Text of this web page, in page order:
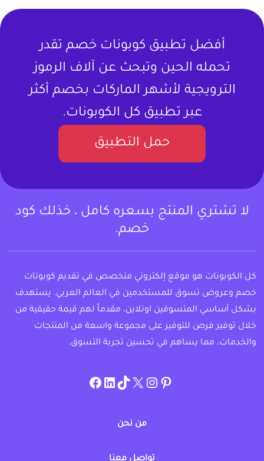
أفضل تطبيق كوبونات خصم تقدر
تحمله الحين وتبحث عن آلاف الرموز
الترويجية لأشهر الماركات بخصم أكثر
عبر تطبيق كل الكوبونات.
حمل التطبيق
لا تشتري المنتج بسعره كامل ، خذلك كود
خصم.
كل الكوبونات هو موقع إلكتروني متخصص في تقديم كوبونات
خصم وعروض تسوق للمستخدمين في العالم العربي. يستهدف
بشكل أساسي المتسوقين اونلاين، مقدماً لهم قيمة حقيقية من
خلال توفير فرص للتوفير على مجموعة واسعة من المنتجات
والخدمات، مما يساهم في تحسين تجربة التسوق.
pinterest
allcouponat
twitter
TikTok
linkedin
facebook
من نحن